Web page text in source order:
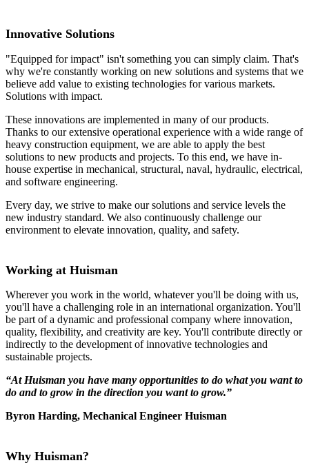
Innovative Solutions
"Equipped for impact" isn't something you can simply claim. That's
why we're constantly working on new solutions and systems that we
believe add value to existing technologies for various markets.
Solutions with impact.
These innovations are implemented in many of our products.
Thanks to our extensive operational experience with a wide range of
heavy construction equipment, we are able to apply the best
solutions to new products and projects. To this end, we have in-
house expertise in mechanical, structural, naval, hydraulic, electrical,
and software engineering.
Every day, we strive to make our solutions and service levels the
new industry standard. We also continuously challenge our
environment to elevate innovation, quality, and safety.
Working at Huisman
Wherever you work in the world, whatever you'll be doing with us,
you'll have a challenging role in an international organization. You'll
be part of a dynamic and professional company where innovation,
quality, flexibility, and creativity are key. You'll contribute directly or
indirectly to the development of innovative technologies and
sustainable projects.
“At Huisman you have many opportunities to do what you want to
do and to grow in the direction you want to grow.”
Byron Harding, Mechanical Engineer Huisman
Why Huisman?